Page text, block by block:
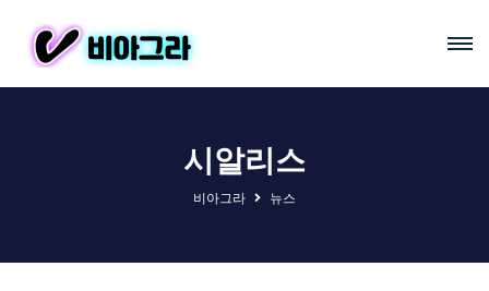
시알리스
비아그라 뉴스